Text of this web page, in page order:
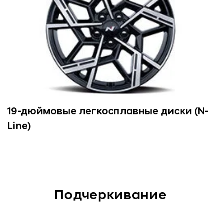
19-дюймовые легкосплавные диски (N-
Line)
Подчеркивание